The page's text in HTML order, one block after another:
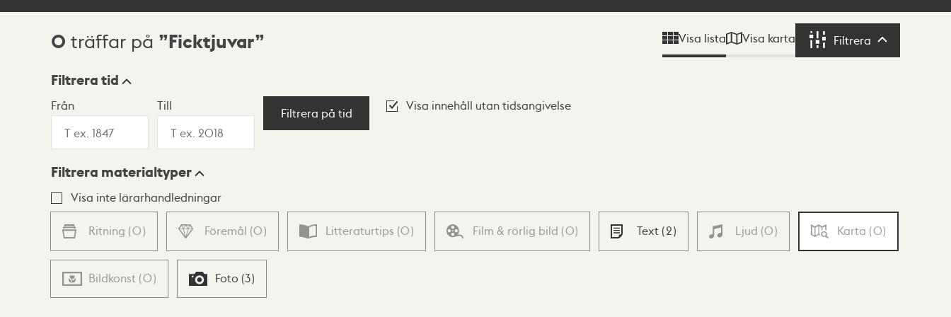
Sökresultat
0 träffar på Ficktjuvar Visa lista Visa karta Filtrera Filtrera
Visningsläge
Lista Karta
Filtrera tid
Från Till
Filtrera på tid
Visa innehåll utan tidsangivelse
Filtrera materialtyper
Visa inte lärarhandledningar
Ritning (0) Föremål (0) Litteraturtips (0) Film & rörlig bild (0) Text (2) Ljud (0) Karta (0)
Bildkonst (0) Foto (3)